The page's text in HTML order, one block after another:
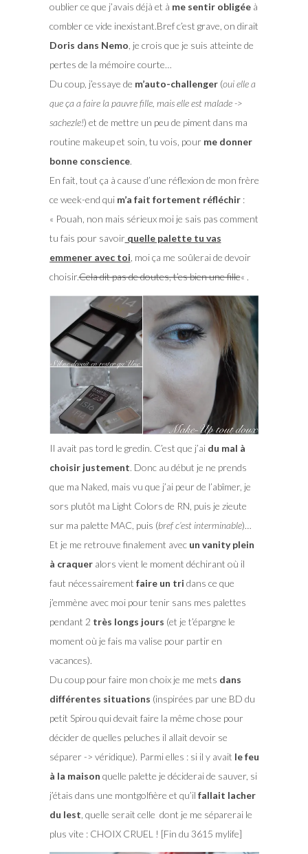
oublier ce que j’avais déjà et à me sentir obligéeà
combler ce vide inexistant.Bref c’est grave, on dirait
Doris dans Nemo, je crois que je suis atteinte de
pertes de la mémoire courte…
Du coup, j’essaye de m’auto-challenger(oui elle a
que ça a faire la pauvre fille, mais elle est malade ->
sachezle!) et de mettre un peu de piment dans ma
routine makeup et soin, tu vois, pourme donner
bonne conscience.
En fait, tout ça à cause d’une réflexion de mon frère
ce week-end quim’a fait fortement réfléchir:
« Pouah, non mais sérieux moi je sais pas comment
tu fais pour savoirquelle palette tu vas
emmener avec toi, moi ça me soûlerai de devoir
choisir.Cela dit pas de doutes, t’es bien une fille« .
Il avait pas tord le gredin. C’est que j’ai du mal à
choisir justement. Donc au début je ne prends
que ma Naked, mais vu que j’ai peur de l’abîmer, je
sors plutôt ma Light Colors de RN, puis je zieute
sur ma palette MAC, puis (bref c’est interminable)…
Et je me retrouve finalement avec un vanity plein
à craqueralors vient le moment déchirant où il
faut nécessairement faire un tri dans ce que
j’emmène avec moi pour tenir sans mes palettes
pendant 2 très longs jours (et je t’épargne le
moment où je fais ma valise pour partir en
vacances).
Du coup pour faire mon choix je me mets dans
différentes situations (inspirées par une BD du
petit Spirou qui devait faire la même chose pour
décider de quelles peluches il allait devoir se
séparer -> véridique). Parmi elles : si il y avait le feu
à la maison quelle palette je déciderai de sauver, si
j’étais dans une montgolfière et qu’il fallait lacher
du lest , quelle serait celle dont je me séparerai le
plus vite : CHOIX CRUEL ! [Fin du 3615 mylife]